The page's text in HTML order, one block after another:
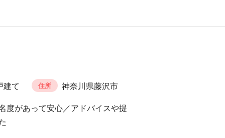
建て 住所 神奈川県藤沢市
度があって安心／アドバイスや提